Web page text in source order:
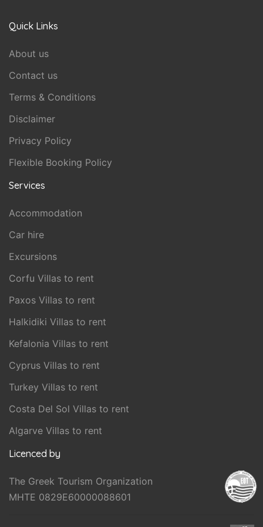
Quick Links
About us
Contact us
Terms & Conditions
Disclaimer
Privacy Policy
Flexible Booking Policy
Services
Accommodation
Car hire
Excursions
Corfu Villas to rent
Paxos Villas to rent
Halkidiki Villas to rent
Kefalonia Villas to rent
Cyprus Villas to rent
Turkey Villas to rent
Costa Del Sol Villas to rent
Algarve Villas to rent
Licenced by
The Greek Tourism Organization
MHTE 0829E60000088601